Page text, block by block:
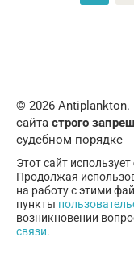
© 2026
сайта строго
судебном порядке
Этот сайт использует
Продолжая
на работу с этими
пункты
возникновении
связи.